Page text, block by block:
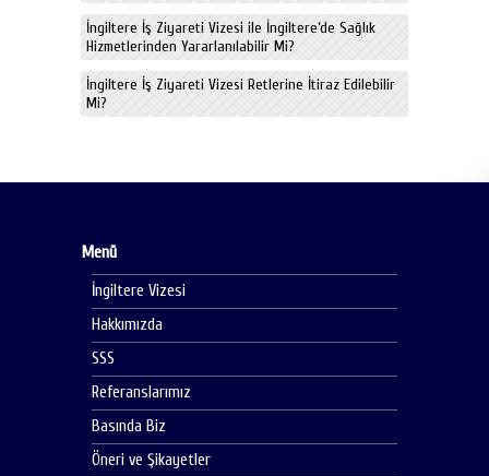
İngiltere İş Ziyareti Vizesi ile İngiltere’de Sağlık
Hizmetlerinden Yararlanılabilir Mi?
İngiltere İş Ziyareti Vizesi Retlerine İtiraz Edilebilir
Mi?
Menü
İngiltere Vizesi
Hakkımızda
SSS
Referanslarımız
Basında Biz
Öneri ve Şikayetler